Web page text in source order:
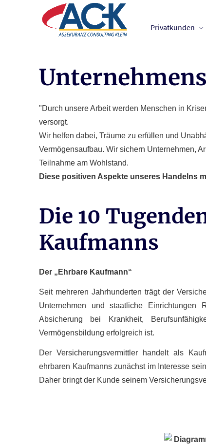
Privatkunden
"Durch unsere Arbeit werden Menschen in
versorgt.
Wir helfen dabei, Träume zu erfüllen und
Vermögensaufbau. Wir sichern Unternehmen,
Teilnahme am Wohlstand.
Diese positiven Aspekte unseres Handelns
Die 10
Kaufmanns
Der „Ehrbare Kaufmann“
Seit mehreren Jahrhunderten trägt der
Unternehmen und staatliche
Absicherung bei Krankheit,
Vermögensbildung erfolgreich ist.
Der Versicherungsvermittler handelt als
ehrbaren Kaufmanns zunächst im Interesse
Daher bringt der Kunde seinem